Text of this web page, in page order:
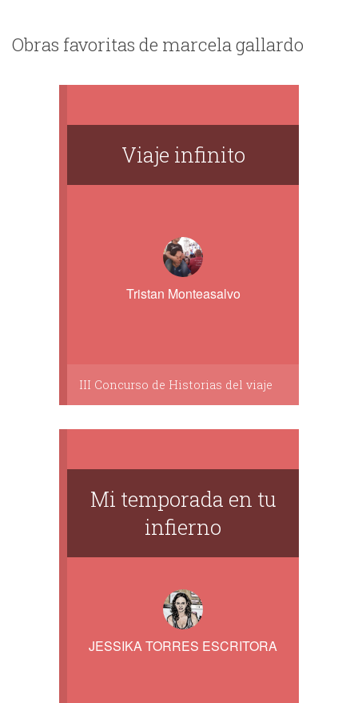
Obras favoritas de marcela gallardo
Viaje infinito
Tristan Monteasalvo
III Concurso de Historias del viaje
Mi temporada en tu
infierno
JESSIKA TORRES ESCRITORA